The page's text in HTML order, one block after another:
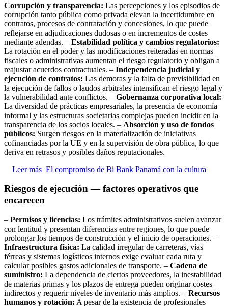
Corrupción y transparencia: Las percepciones y los episodios de
corrupción tanto pública como privada elevan la incertidumbre en
contratos, procesos de contratación y concesiones, lo que puede
reflejarse en adjudicaciones dudosas o en incrementos de costes
mediante adendas. – Estabilidad política y cambios regulatorios:
La rotación en el poder y las modificaciones reiteradas en normas
fiscales o administrativas aumentan el riesgo regulatorio y obligan a
reajustar acuerdos contractuales. – Independencia judicial y
ejecución de contratos: Las demoras y la falta de previsibilidad en
la ejecución de fallos o laudos arbitrales intensifican el riesgo legal y
la vulnerabilidad ante conflictos. – Gobernanza corporativa local:
La diversidad de prácticas empresariales, la presencia de economía
informal y las estructuras societarias complejas pueden incidir en la
transparencia de los socios locales. – Absorción y uso de fondos
públicos: Surgen riesgos en la materialización de iniciativas
cofinanciadas por la UE y en la supervisión de obra pública, lo que
deriva en retrasos y posibles daños reputacionales.
Leer más El compromiso de Bi Bank Panamá con la cultura
Riesgos de ejecución — factores operativos que
encarecen
– Permisos y licencias: Los trámites administrativos suelen avanzar
con lentitud y presentan diferencias entre regiones, lo que puede
prolongar los tiempos de construcción y el inicio de operaciones. –
Infraestructura física: La calidad irregular de carreteras, vías
férreas y sistemas logísticos internos exige evaluar cada ruta y
calcular posibles gastos adicionales de transporte. – Cadena de
suministro: La dependencia de ciertos proveedores, la inestabilidad
de materias primas y los plazos de entrega pueden originar costes
indirectos y requerir niveles de inventario más amplios. – Recursos
humanos y rotación: A pesar de la existencia de profesionales